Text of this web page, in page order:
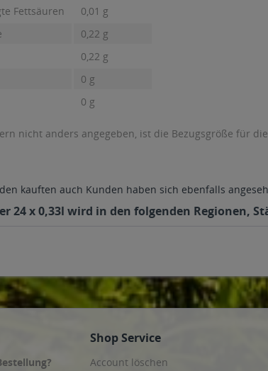
Fettsäuren
0,01 g
0,22 g
0,22 g
0 g
0 g
nicht anders angegeben, ist die Bezugsgröße für
kauften auch Kunden haben sich ebenfalls
24 x 0,33l wird in den folgenden Regionen,
Shop Service
Account löschen